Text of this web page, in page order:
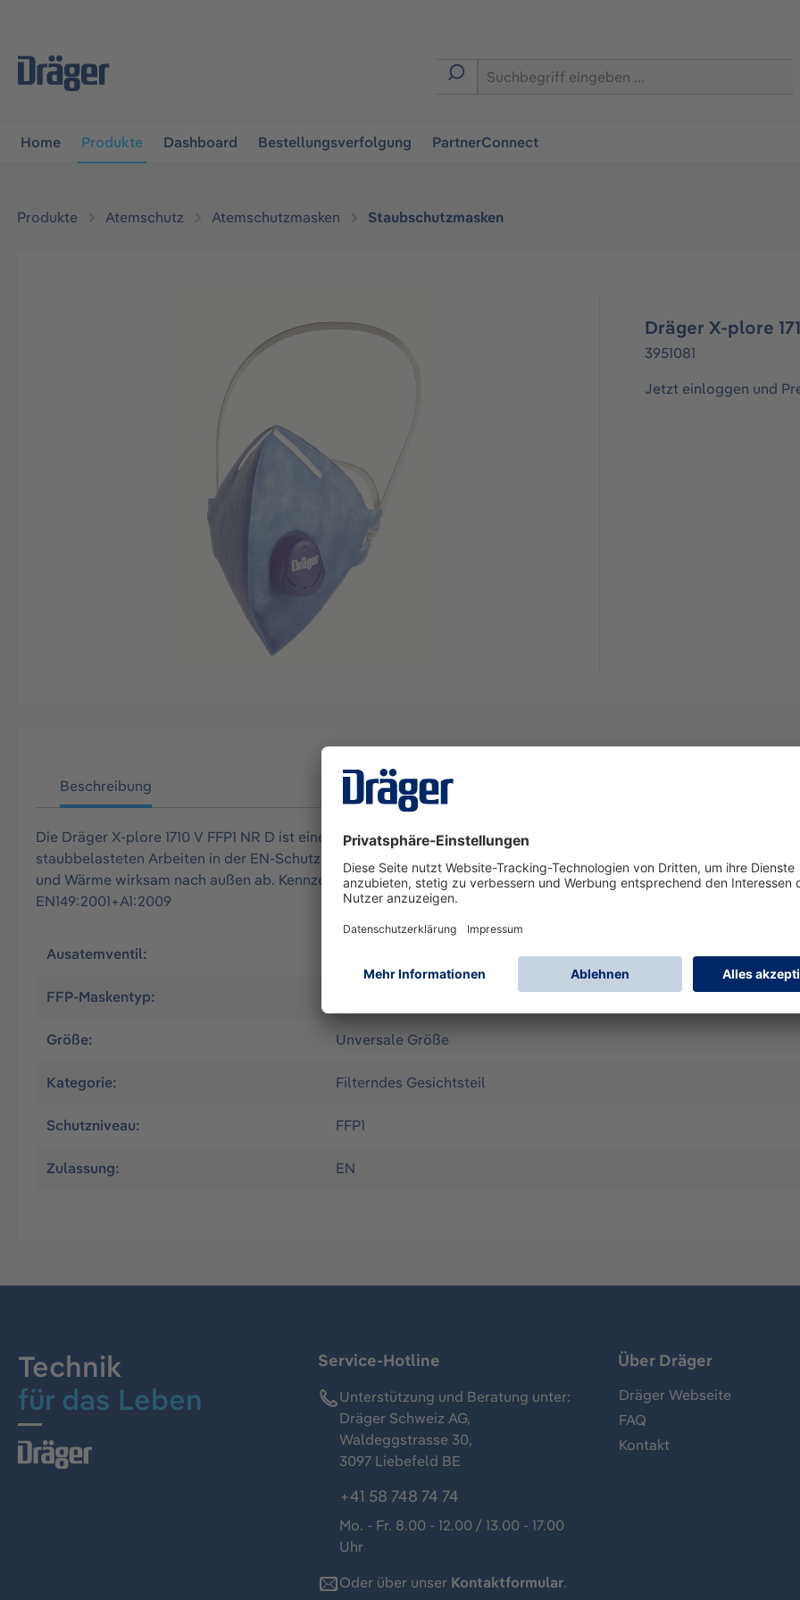
Home Produkte Dashboard Bestellungsverfolgung PartnerConnect
Produkte Atemschutz Atemschutzmasken Staubschutzmasken
Dräger X-plore
3951081
Jetzt einloggen und
Beschreibung
Die Dräger X-plore 1710 V FFP1 NR D ist eine gefaltete, partikelfiltrierende Halbmaske für wirksamen Schutz
staubbelasteten Arbeiten in der EN-Schutzklasse FFP1. Diese Schutzklasse steht für eine Abscheideleistung von
und Wärme wirksam nach außen ab. Kennzeichnung NR: Verwendung für max. eine Arbeitsschicht
EN149:2001+A1:2009
Ausatemventil:
FFP-Maskentyp:
Größe: Unversale Größe
Kategorie: Filterndes Gesichtsteil
Schutzniveau: FFP1
Zulassung: EN
Technik
für das Leben
Service-Hotline
Unterstützung und Beratung unter:
Dräger Schweiz AG,
Waldeggstrasse 30,
3097 Liebefeld BE
+41 58 748 74 74
Mo. - Fr. 8.00 - 12.00 / 13.00 - 17.00
Uhr
Oder über unser Kontaktformular.
Über Dräger
Dräger Webseite
FAQ
Kontakt